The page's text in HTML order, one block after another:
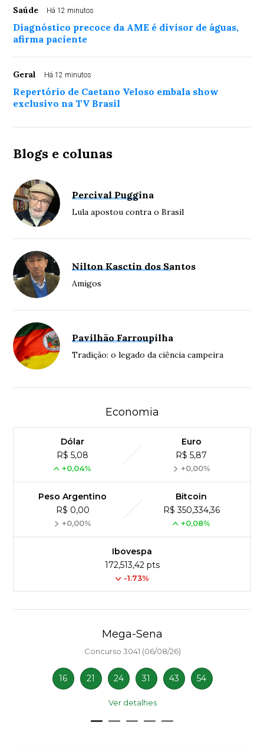
Saúde Há 12 minutos
Diagnóstico precoce da AME é divisor de águas,
afirma paciente
Geral Há 12 minutos
Repertório de Caetano Veloso embala show
exclusivo na TV Brasil
Blogs e colunas
Percival Puggina
Lula apostou contra o Brasil
Nilton Kasctin dos Santos
Amigos
Pavilhão Farroupilha
Tradição: o legado da ciência campeira
Economia
Dólar
R$ 5,08
+0,04%
Euro
R$ 5,87
+0,00%
Peso Argentino
R$ 0,00
+0,00%
Bitcoin
R$ 350,334,36
+0,08%
Ibovespa
172,513,42 pts
-1.73%
Mega-Sena
Concurso 3041 (06/08/26)
16 21 24 31 43 54
Ver detalhes